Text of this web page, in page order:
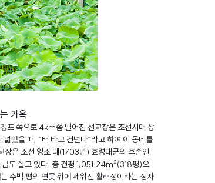
가옥
포 쪽으로 4km쯤 떨어진 선교장은 조선시대 상
었을 때, “배 타고 건넌다“라고 하여 이 동네를
은 조선 영조 때(1703년) 효령대군의 후손인
금도 살고 있다. 총 건평 1,051.24m²(318평)으
수백 평의 연못 위에 세워진 활래정이라는 정자